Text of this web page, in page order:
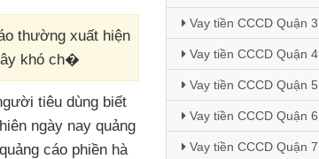
thường xuất hiện
khó ch�
tiêu dùng biết
ngày nay quảng
cáo phiền hà
Vay tiền CCCD Quận 3
Vay tiền CCCD Quận 4
Vay tiền CCCD Quận 5
Vay tiền CCCD Quận 6
Vay tiền CCCD Quận 7